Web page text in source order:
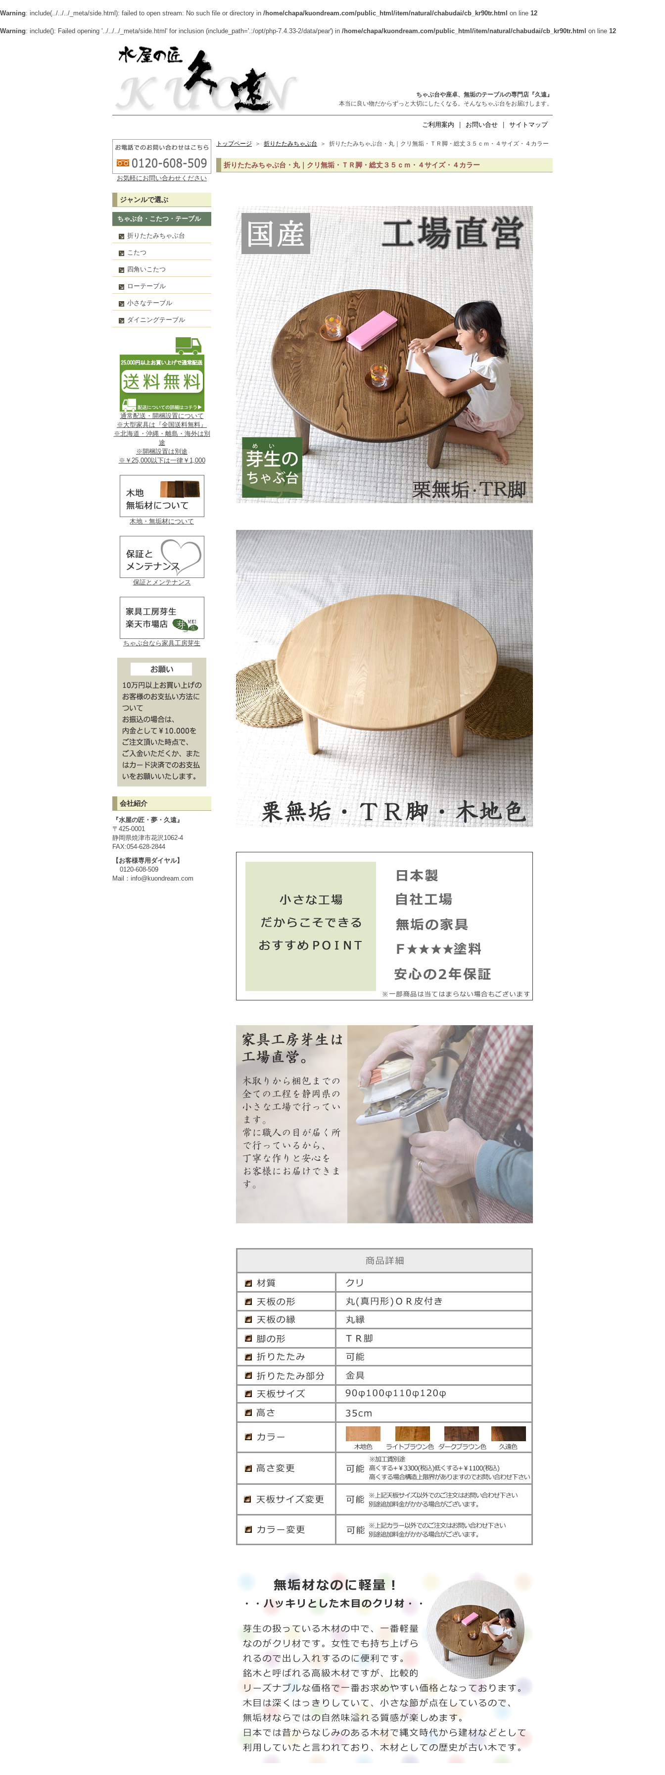
Warning: include(../../../_meta/side.html): failed to open stream: No such file or directory in /home/chapa/kuondream.com/public_html/item/natural/chabudai/cb_kr90tr.html on line 12
Warning: include(): Failed opening '../../../_meta/side.html' for inclusion (include_path='.:/opt/php-7.4.33-2/data/pear') in /home/chapa/kuondream.com/public_html/item/natural/chabudai/cb_kr90tr.html on line 12
ちゃぶ台や座卓、無垢のテーブルの専門店『久遠』
本当に良い物だからずっと大切にしたくなる。そんなちゃぶ台をお届けします。
サイトマップ
お問い合せ
ご利用案内
お気軽にお問い合わせください
ジャンルで選ぶ
ちゃぶ台・こたつ・テーブル
折りたたみちゃぶ台
こたつ
四角いこたつ
ローテーブル
小さなテーブル
ダイニングテーブル
通常配送・開梱設置について
※大型家具は『全国送料無料』
※北海道・沖縄・離島・海外は別
途
※開梱設置は別途
※￥25,000以下は一律￥1,000
木地・無垢材について
保証とメンテナンス
ちゃぶ台なら家具工房芽生
会社紹介
『水屋の匠・夢・久遠』
〒425-0001
静岡県焼津市花沢1062-4
FAX:054-628-2844
【お客様専用ダイヤル】
0120-608-509
Mail： info@kuondream.com
トップページ ＞ 折りたたみちゃぶ台 ＞ 折りたたみちゃぶ台・丸｜クリ無垢・ＴＲ脚・総丈３５ｃｍ・４サイズ・４カラー
折りたたみちゃぶ台・丸｜クリ無垢・ＴＲ脚・総丈３５ｃｍ・４サイズ・４カラー